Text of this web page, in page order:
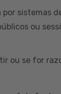
por sistemas
ou
ou se for